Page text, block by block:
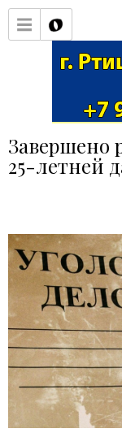
Завершено
25-летней